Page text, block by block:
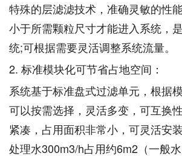
特殊的层滤滤技术，准确灵敏的性
小于所需颗粒尺寸才能进入系统，
统;可根据需要灵活调整系统流量。
2. 标准模块化可节省占地空间：
系统基于标准盘式过滤单元，根据
可以按需选择，灵活多变，可互换
紧凑，占用面积非常小，可灵活安
处理水300m3/h占用约6m2（一般